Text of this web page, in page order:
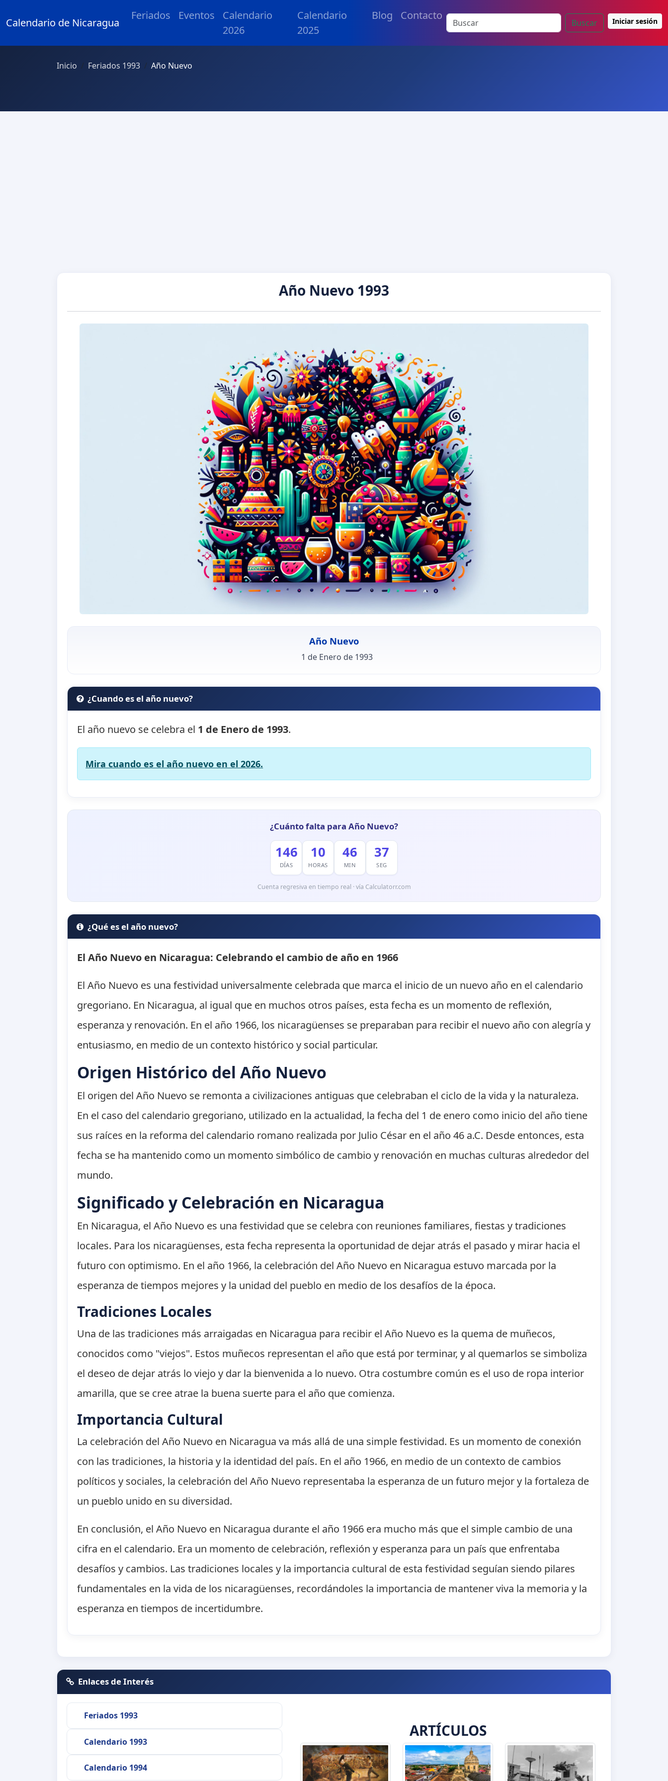
Calendario de Nicaragua
Feriados Eventos
Calendario
2026
Calendario
2025
Blog Contacto
Buscar Iniciar sesión
Inicio Feriados 1993 Año Nuevo
Año Nuevo 1993
Año Nuevo
1 de Enero de 1993
¿Cuando es el año nuevo?
El año nuevo se celebra el 1 de Enero de 1993.
Mira cuando es el año nuevo en el 2026.
¿Cuánto falta para Año Nuevo?
146
DÍAS
10
HORAS
46
MIN
36
SEG
Cuenta regresiva en tiempo real · vía Calculatorr.com
¿Qué es el año nuevo?
El Año Nuevo en Nicaragua: Celebrando el cambio de año en 1966
El Año Nuevo es una festividad universalmente celebrada que marca el inicio de un nuevo año en el calendario
gregoriano. En Nicaragua, al igual que en muchos otros países, esta fecha es un momento de reflexión,
esperanza y renovación. En el año 1966, los nicaragüenses se preparaban para recibir el nuevo año con alegría y
entusiasmo, en medio de un contexto histórico y social particular.
Origen Histórico del Año Nuevo
El origen del Año Nuevo se remonta a civilizaciones antiguas que celebraban el ciclo de la vida y la naturaleza.
En el caso del calendario gregoriano, utilizado en la actualidad, la fecha del 1 de enero como inicio del año tiene
sus raíces en la reforma del calendario romano realizada por Julio César en el año 46 a.C. Desde entonces, esta
fecha se ha mantenido como un momento simbólico de cambio y renovación en muchas culturas alrededor del
mundo.
Significado y Celebración en Nicaragua
En Nicaragua, el Año Nuevo es una festividad que se celebra con reuniones familiares, fiestas y tradiciones
locales. Para los nicaragüenses, esta fecha representa la oportunidad de dejar atrás el pasado y mirar hacia el
futuro con optimismo. En el año 1966, la celebración del Año Nuevo en Nicaragua estuvo marcada por la
esperanza de tiempos mejores y la unidad del pueblo en medio de los desafíos de la época.
Tradiciones Locales
Una de las tradiciones más arraigadas en Nicaragua para recibir el Año Nuevo es la quema de muñecos,
conocidos como "viejos". Estos muñecos representan el año que está por terminar, y al quemarlos se simboliza
el deseo de dejar atrás lo viejo y dar la bienvenida a lo nuevo. Otra costumbre común es el uso de ropa interior
amarilla, que se cree atrae la buena suerte para el año que comienza.
Importancia Cultural
La celebración del Año Nuevo en Nicaragua va más allá de una simple festividad. Es un momento de conexión
con las tradiciones, la historia y la identidad del país. En el año 1966, en medio de un contexto de cambios
políticos y sociales, la celebración del Año Nuevo representaba la esperanza de un futuro mejor y la fortaleza de
un pueblo unido en su diversidad.
En conclusión, el Año Nuevo en Nicaragua durante el año 1966 era mucho más que el simple cambio de una
cifra en el calendario. Era un momento de celebración, reflexión y esperanza para un país que enfrentaba
desafíos y cambios. Las tradiciones locales y la importancia cultural de esta festividad seguían siendo pilares
fundamentales en la vida de los nicaragüenses, recordándoles la importancia de mantener viva la memoria y la
esperanza en tiempos de incertidumbre.
Enlaces de Interés
Feriados 1993
Calendario 1993
Calendario 1994
ARTÍCULOS